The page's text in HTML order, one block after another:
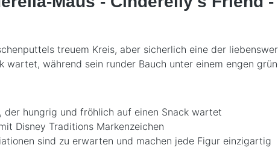
treuem Kreis, aber sicherlich eine der
wartet, während sein runder Bauch unter einem engen
der hungrig und fröhlich auf einen Snack wartet
Disney Traditions Markenzeichen
sind zu erwarten und machen jede Figur einzigartig